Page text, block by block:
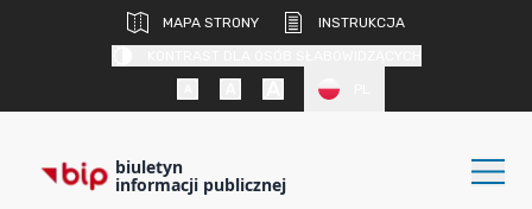
MAPA STRONY
INSTRUKCJA
biuletyn
informacji publicznej